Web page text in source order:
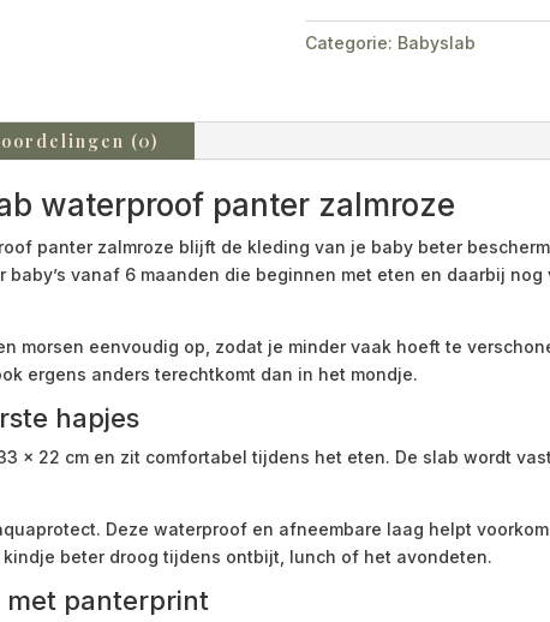
Categorie: Babyslab
(0)
waterproof panter zalmroze
panter zalmroze blijft de kleding van je baby beter
vanaf 6 maanden die beginnen met eten en daarbij
morsen eenvoudig op, zodat je minder vaak hoeft te
ergens anders terechtkomt dan in het mondje.
hapjes
x 22 cm en zit comfortabel tijdens het eten. De slab wordt
Deze waterproof en afneembare laag helpt
beter droog tijdens ontbijt, lunch of het avondeten.
panterprint